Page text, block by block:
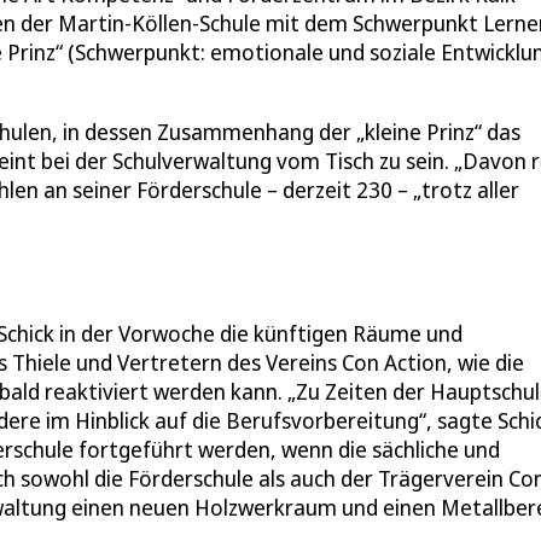
der Martin-Köllen-Schule mit dem Schwerpunkt
(Schwerpunkt: emotionale und soziale
in dessen Zusammenhang der „kleine Prinz“ das
bei der Schulverwaltung vom Tisch zu sein. „Davon
an seiner Förderschule – derzeit 230 – „trotz aller
in der Vorwoche die künftigen Räume und
und Vertretern des Vereins Con Action, wie die
reaktiviert werden kann. „Zu Zeiten der
im Hinblick auf die Berufsvorbereitung“, sagte
fortgeführt werden, wenn die sächliche und
die Förderschule als auch der Trägerverein
einen neuen Holzwerkraum und einen